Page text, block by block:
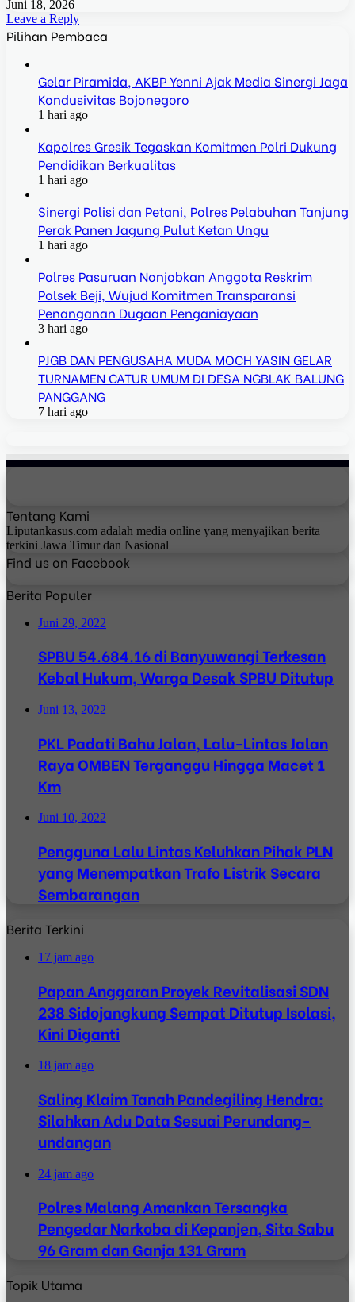
Juni 18, 2026
Leave a Reply
Pilihan Pembaca
Gelar Piramida, AKBP Yenni Ajak Media Sinergi Jaga
Kondusivitas Bojonegoro
1 hari ago
Kapolres Gresik Tegaskan Komitmen Polri Dukung
Pendidikan Berkualitas
1 hari ago
Sinergi Polisi dan Petani, Polres Pelabuhan Tanjung
Perak Panen Jagung Pulut Ketan Ungu
1 hari ago
Polres Pasuruan Nonjobkan Anggota Reskrim
Polsek Beji, Wujud Komitmen Transparansi
Penanganan Dugaan Penganiayaan
3 hari ago
PJGB DAN PENGUSAHA MUDA MOCH YASIN GELAR
TURNAMEN CATUR UMUM DI DESA NGBLAK BALUNG
PANGGANG
7 hari ago
Tentang Kami
Liputankasus.com adalah media online yang menyajikan berita
terkini Jawa Timur dan Nasional
Find us on Facebook
Berita Populer
Juni 29, 2022
SPBU 54.684.16 di Banyuwangi Terkesan
Kebal Hukum, Warga Desak SPBU Ditutup
Juni 13, 2022
PKL Padati Bahu Jalan, Lalu-Lintas Jalan
Raya OMBEN Terganggu Hingga Macet 1
Km
Juni 10, 2022
Pengguna Lalu Lintas Keluhkan Pihak PLN
yang Menempatkan Trafo Listrik Secara
Sembarangan
Berita Terkini
17 jam ago
Papan Anggaran Proyek Revitalisasi SDN
238 Sidojangkung Sempat Ditutup Isolasi,
Kini Diganti
18 jam ago
Saling Klaim Tanah Pandegiling Hendra:
Silahkan Adu Data Sesuai Perundang-
undangan
24 jam ago
Polres Malang Amankan Tersangka
Pengedar Narkoba di Kepanjen, Sita Sabu
96 Gram dan Ganja 131 Gram
Topik Utama